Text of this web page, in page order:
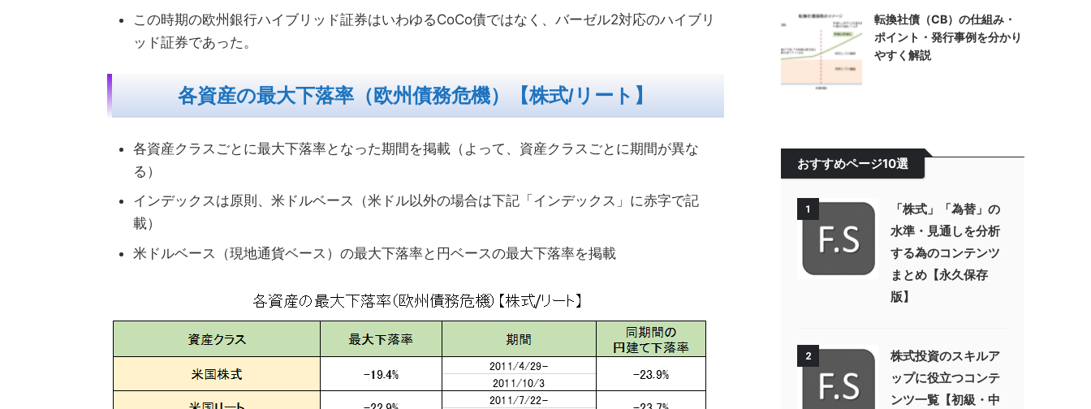
この時期の欧州銀行ハイブリッド証券はいわゆるCoCo債ではなく、バーゼル2対応のハイブリ
ッド証券であった。
各資産の最大下落率（欧州債務危機）【株式/リート】
各資産クラスごとに最大下落率となった期間を掲載（よって、資産クラスごとに期間が異な
る）
インデックスは原則、米ドルベース（米ドル以外の場合は下記「インデックス」に赤字で記
載）
米ドルベース（現地通貨ベース）の最大下落率と円ベースの最大下落率を掲載
転換社債（CB）の仕組み・
ポイント・発行事例を分かり
やすく解説
おすすめページ10選
1
「株式」「為替」の
水準・見通しを分析
する為のコンテンツ
まとめ【永久保存
版】
2
株式投資のスキルア
ップに役立つコンテ
ンツ一覧【初級・中